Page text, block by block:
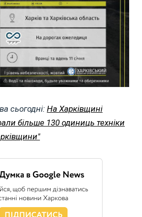
сьогодні: На Харківщині
більше 130 одиниць техніки